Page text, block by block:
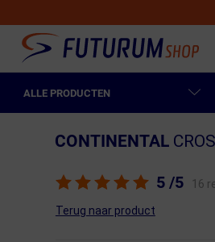
ALLE PRODUCTEN
CONTINENTAL
5 /5 16
Terug naar product